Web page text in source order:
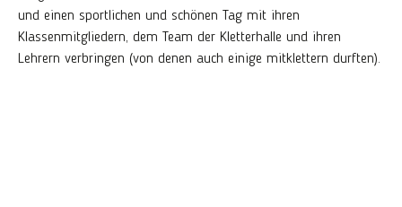
und einen sportlichen und schönen Tag mit ihren
Klassenmitgliedern, dem Team der Kletterhalle und ihren
Lehrern verbringen (von denen auch einige mitklettern durften).